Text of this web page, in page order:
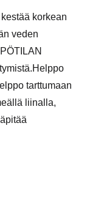
korkean
veden
tarttumaan
liinalla,